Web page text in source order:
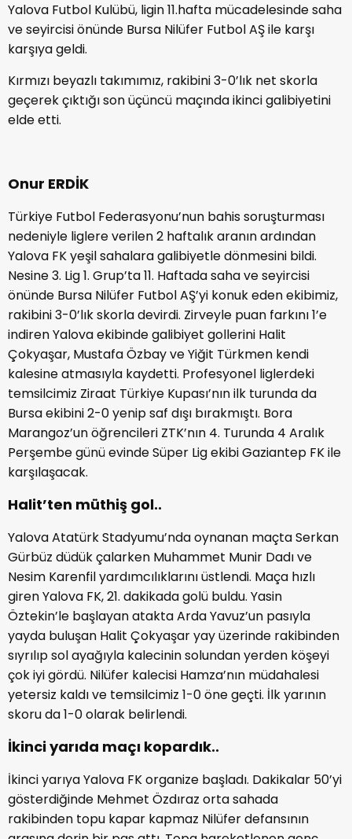
Yalova Futbol Kulübü, ligin 11.hafta mücadelesinde saha
ve seyircisi önünde Bursa Nilüfer Futbol AŞ ile karşı
karşıya geldi.
Kırmızı beyazlı takımımız, rakibini 3-0’lık net skorla
geçerek çıktığı son üçüncü maçında ikinci galibiyetini
elde etti.
Onur ERDİK
Türkiye Futbol Federasyonu’nun bahis soruşturması
nedeniyle liglere verilen 2 haftalık aranın ardından
Yalova FK yeşil sahalara galibiyetle dönmesini bildi.
Nesine 3. Lig 1. Grup’ta 11. Haftada saha ve seyircisi
önünde Bursa Nilüfer Futbol AŞ’yi konuk eden ekibimiz,
rakibini 3-0’lık skorla devirdi. Zirveyle puan farkını 1’e
indiren Yalova ekibinde galibiyet gollerini Halit
Çokyaşar, Mustafa Özbay ve Yiğit Türkmen kendi
kalesine atmasıyla kaydetti. Profesyonel liglerdeki
temsilcimiz Ziraat Türkiye Kupası’nın ilk turunda da
Bursa ekibini 2-0 yenip saf dışı bırakmıştı. Bora
Marangoz’un öğrencileri ZTK’nın 4. Turunda 4 Aralık
Perşembe günü evinde Süper Lig ekibi Gaziantep FK ile
karşılaşacak.
Halit’ten müthiş gol..
Yalova Atatürk Stadyumu’nda oynanan maçta Serkan
Gürbüz düdük çalarken Muhammet Munir Dadı ve
Nesim Karenfil yardımcılıklarını üstlendi. Maça hızlı
giren Yalova FK, 21. dakikada golü buldu. Yasin
Öztekin’le başlayan atakta Arda Yavuz’un pasıyla
yayda buluşan Halit Çokyaşar yay üzerinde rakibinden
sıyrılıp sol ayağıyla kalecinin solundan yerden köşeyi
çok iyi gördü. Nilüfer kalecisi Hamza’nın müdahalesi
yetersiz kaldı ve temsilcimiz 1-0 öne geçti. İlk yarının
skoru da 1-0 olarak belirlendi.
İkinci yarıda maçı kopardık..
İkinci yarıya Yalova FK organize başladı. Dakikalar 50’yi
gösterdiğinde Mehmet Özdıraz orta sahada
rakibinden topu kapar kapmaz Nilüfer defansının